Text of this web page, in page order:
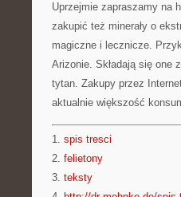
Uprzejmie zapraszamy na
zakupić też minerały o
magiczne i lecznicze.
Arizonie. Składają się one
tytan. Zakupy przez
aktualnie większość
1. spis tresci
2. felietony
3. teksty